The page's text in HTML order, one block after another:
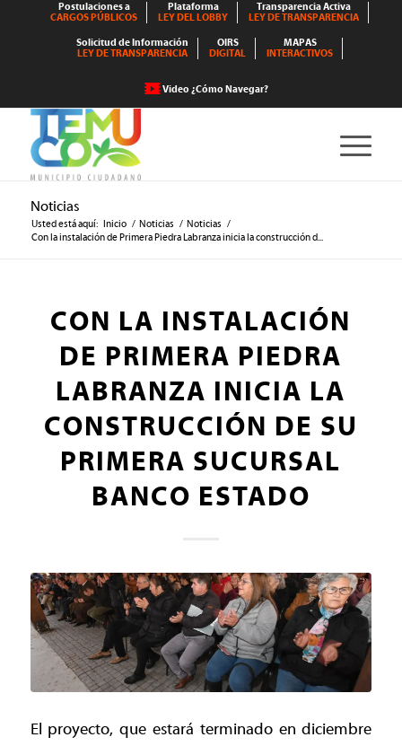
Postulaciones a
CARGOS PÚBLICOS
Plataforma
LEY DEL LOBBY
Transparencia Activa
LEY DE TRANSPARENCIA
Solicitud de Información
LEY DE TRANSPARENCIA
OIRS
DIGITAL
MAPAS
INTERACTIVOS
Video ¿Cómo Navegar?
Noticias
Usted está aquí: Inicio / Noticias / Noticias /
Con la instalación de Primera Piedra Labranza inicia la construcción d...
CON LA INSTALACIÓN
DE PRIMERA PIEDRA
LABRANZA INICIA LA
CONSTRUCCIÓN DE SU
PRIMERA SUCURSAL
BANCO ESTADO
El proyecto, que estará terminado en diciembre